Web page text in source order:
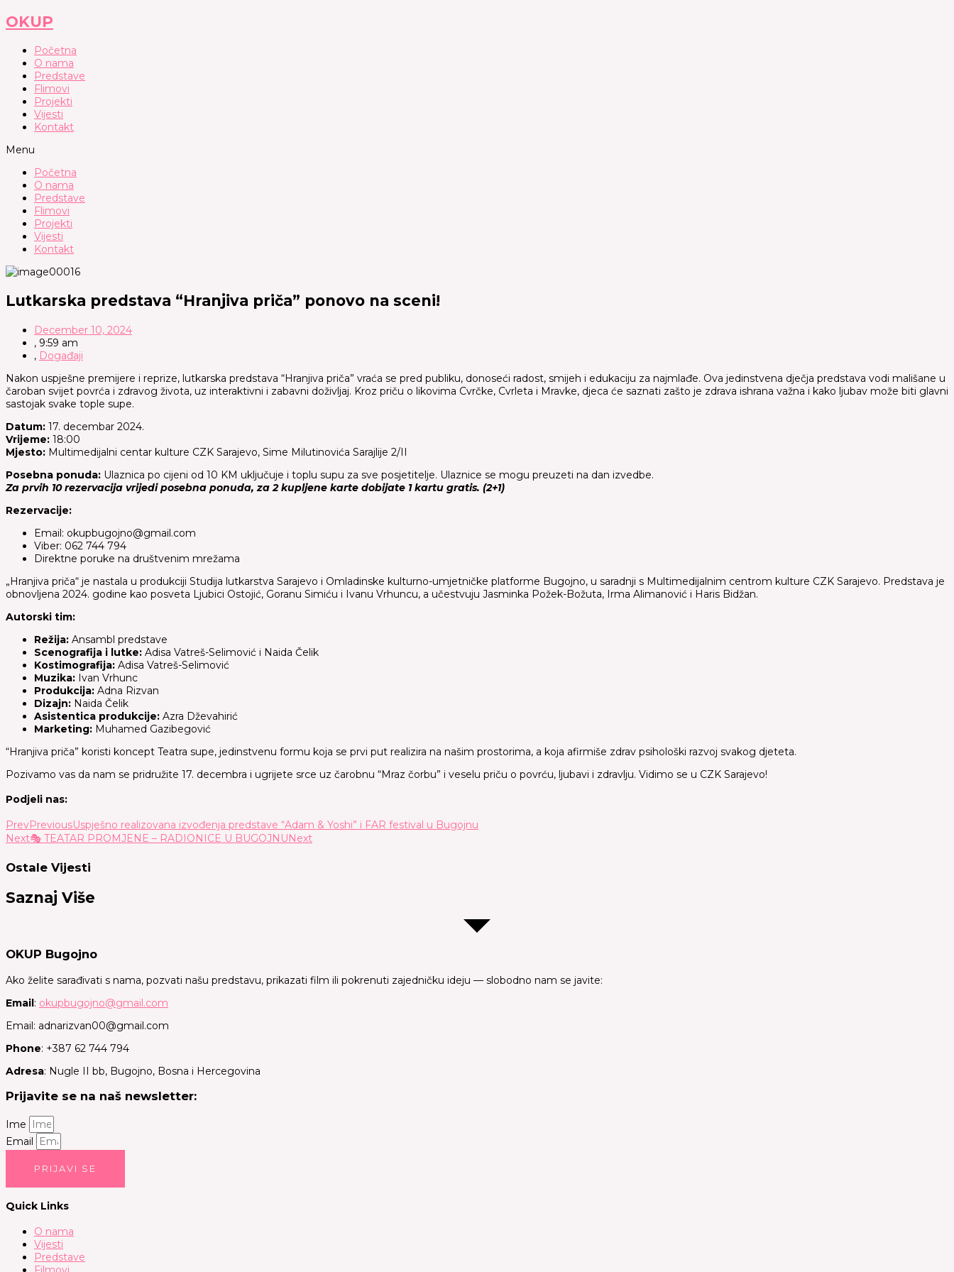
to
content
OKUP
Početna
O nama
Predstave
Flimovi
Projekti
Vijesti
Kontakt
Menu
Početna
O nama
Predstave
Flimovi
Projekti
Vijesti
Kontakt
Lutkarska predstava “Hranjiva priča” ponovo na sceni!
December 10, 2024
, 9:59 am
, Događaji
Nakon uspješne premijere i reprize, lutkarska predstava “Hranjiva priča” vraća se pred publiku, donoseći radost, smijeh i edukaciju za najmlađe. Ova jedinstvena dječja predstava vodi mališane u
čaroban svijet povrća i zdravog života, uz interaktivni i zabavni doživljaj. Kroz priču o likovima Cvrčke, Cvrleta i Mravke, djeca će saznati zašto je zdrava ishrana važna i kako ljubav može biti glavni
sastojak svake tople supe.
Datum: 17. decembar 2024.
Vrijeme: 18:00
Mjesto: Multimedijalni centar kulture CZK Sarajevo, Sime Milutinovića Sarajlije 2/II
Posebna ponuda: Ulaznica po cijeni od 10 KM uključuje i toplu supu za sve posjetitelje. Ulaznice se mogu preuzeti na dan izvedbe.
Za prvih 10 rezervacija vrijedi posebna ponuda, za 2 kupljene karte dobijate 1 kartu gratis. (2+1)
Rezervacije:
Email: okupbugojno@gmail.com
Viber: 062 744 794
Direktne poruke na društvenim mrežama
„Hranjiva priča“ je nastala u produkciji Studija lutkarstva Sarajevo i Omladinske kulturno-umjetničke platforme Bugojno, u saradnji s Multimedijalnim centrom kulture CZK Sarajevo. Predstava je
obnovljena 2024. godine kao posveta Ljubici Ostojić, Goranu Simiću i Ivanu Vrhuncu, a učestvuju Jasminka Požek-Božuta, Irma Alimanović i Haris Bidžan.
Autorski tim:
Režija: Ansambl predstave
Scenografija i lutke: Adisa Vatreš-Selimović i Naida Čelik
Kostimografija: Adisa Vatreš-Selimović
Muzika: Ivan Vrhunc
Produkcija: Adna Rizvan
Dizajn: Naida Čelik
Asistentica produkcije: Azra Dževahirić
Marketing: Muhamed Gazibegović
“Hranjiva priča” koristi koncept Teatra supe, jedinstvenu formu koja se prvi put realizira na našim prostorima, a koja afirmiše zdrav psihološki razvoj svakog djeteta.
Pozivamo vas da nam se pridružite 17. decembra i ugrijete srce uz čarobnu “Mraz čorbu” i veselu priču o povrću, ljubavi i zdravlju. Vidimo se u CZK Sarajevo!
Podjeli nas:
PrevPreviousUspješno realizovana izvođenja predstave “Adam & Yoshi” i FAR festival u Bugojnu
Next🎭 TEATAR PROMJENE – RADIONICE U BUGOJNUNext
Ostale Vijesti
Saznaj Više
OKUP Bugojno
Ako želite sarađivati s nama, pozvati našu predstavu, prikazati film ili pokrenuti zajedničku ideju — slobodno nam se javite:
Email: okupbugojno@gmail.com
Email: adnarizvan00@gmail.com
Phone: +387 62 744 794
Adresa: Nugle II bb, Bugojno, Bosna i Hercegovina
Prijavite se na naš newsletter:
Ime
Email
PRIJAVI SE
Quick Links
O nama
Vijesti
Predstave